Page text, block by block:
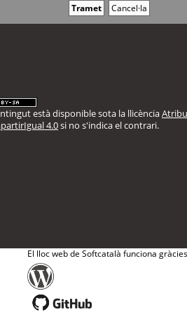
està disponible sota la llicència
4.0si no s'indica el contrari.
El lloc web de Softcatalà funciona